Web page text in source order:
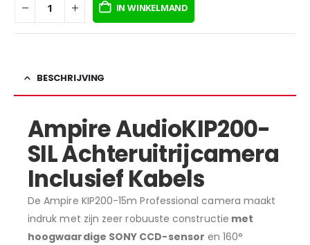
IN WINKELMAND
BESCHRIJVING
Ampire AudioKIP200-
SIL Achteruitrijcamera
Inclusief Kabels
De Ampire KIP200-15m Professional camera maakt
indruk met zijn zeer robuuste constructie met
hoogwaardige SONY CCD-sensor en 160°